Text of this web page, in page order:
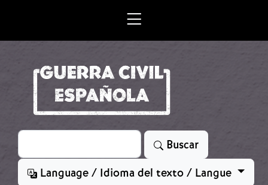
Search
Buscar
Language / Idioma del texto / Langue